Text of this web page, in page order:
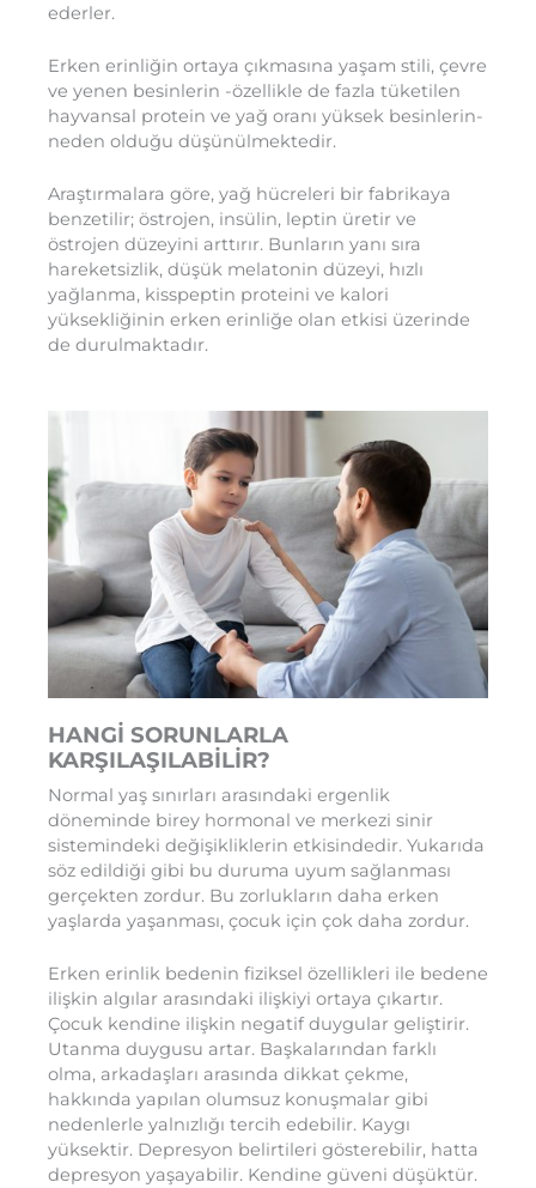
ederler.
Erken erinliğin ortaya çıkmasına yaşam stili, çevre
ve yenen besinlerin -özellikle de fazla tüketilen
hayvansal protein ve yağ oranı yüksek besinlerin-
neden olduğu düşünülmektedir.
Araştırmalara göre, yağ hücreleri bir fabrikaya
benzetilir; östrojen, insülin, leptin üretir ve
östrojen düzeyini arttırır. Bunların yanı sıra
hareketsizlik, düşük melatonin düzeyi, hızlı
yağlanma, kisspeptin proteini ve kalori
yüksekliğinin erken erinliğe olan etkisi üzerinde
de durulmaktadır.
HANGİ SORUNLARLA
KARŞILAŞILABİLİR?
Normal yaş sınırları arasındaki ergenlik
döneminde birey hormonal ve merkezi sinir
sistemindeki değişikliklerin etkisindedir. Yukarıda
söz edildiği gibi bu duruma uyum sağlanması
gerçekten zordur. Bu zorlukların daha erken
yaşlarda yaşanması, çocuk için çok daha zordur.
Erken erinlik bedenin fiziksel özellikleri ile bedene
ilişkin algılar arasındaki ilişkiyi ortaya çıkartır.
Çocuk kendine ilişkin negatif duygular geliştirir.
Utanma duygusu artar. Başkalarından farklı
olma, arkadaşları arasında dikkat çekme,
hakkında yapılan olumsuz konuşmalar gibi
nedenlerle yalnızlığı tercih edebilir. Kaygı
yüksektir. Depresyon belirtileri gösterebilir, hatta
depresyon yaşayabilir. Kendine güveni düşüktür.